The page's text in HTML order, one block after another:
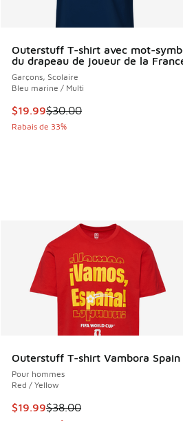
Outerstuff T-shirt avec mot-
du drapeau de joueur de la
Garçons, Scolaire
Bleu marine / Multi
Cet article est en solde. Le prix
$19.99$30.00
Rabais de 33%
Outerstuff T-shirt Vambora Spain
Pour hommes
Red / Yellow
Cet article est en solde. Le prix
$19.99$38.00